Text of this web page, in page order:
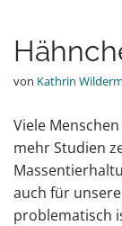
von Kathrin
Viele
mehr Studien
auch für
problematisch